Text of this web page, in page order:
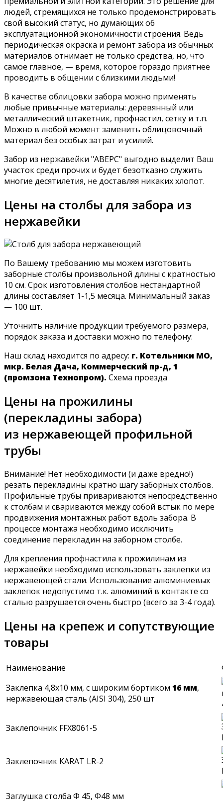
людей, стремящихся не только продемонстрировать
свой высокий статус, но думающих об
эксплуатационной экономичности строения. Ведь
периодическая окраска и ремонт забора из обычных
материалов отнимает не только средства, но, что
самое главное, — время, которое гораздо приятнее
проводить в общении с близкими людьми!
В качестве облицовки забора можно применять
любые привычные материалы: деревянный или
металлический штакетник, профнастил, сетку и т.п.
Можно в любой момент заменить облицовочный
материал без особых затрат и усилий.
Забор из нержавейки "АВЕРС" выгодно выделит Ваш
участок среди прочих и будет безотказно служить
многие десятилетия, не доставляя никаких хлопот.
Цены на столбы для забора из
нержавейки
По Вашему требованию мы можем изготовить
заборные столбы произвольной длины с кратностью
10 см. Срок изготовления столбов нестандартной
длины составляет 1-1,5 месяца. Минимальный заказ
— 100 шт.
Уточнить наличие продукции требуемого размера,
порядок заказа и доставки можно по телефону:
Наш склад находится по адресу: г. Котельники МО,
мкр. Белая Дача, Коммерческий пр-д, 1
(промзона Технопром). Схема проезда
Цены на прожилины
(перекладины забора)
из нержавеющей профильной
трубы
Внимание! Нет необходимости (и даже вредно!)
резать перекладины кратно шагу заборных столбов.
Профильные трубы привариваются непосредственно
к столбам и свариваются между собой встык по мере
продвижения монтажных работ вдоль забора. В
процессе монтажа необходимо исключить
соединение перекладин на заборном столбе.
Для крепления профнастила к прожилинам из
нержавейки необходимо использовать заклепки из
нержавеющей стали. Использование алюминиевых
заклепок недопустимо т.к. алюминий в контакте со
сталью разрушается очень быстро (всего за 3-4 года).
Цены на крепеж и сопутствующие
товары
Наименование
Заклепка 4,8х10 мм, с широким бортиком 16 мм,
нержавеющая сталь (AISI 304), 250 шт
Заклепочник FFX8061-5
Заклепочник KARAT LR-2
Заглушка столба Ф 45, Ф48 мм